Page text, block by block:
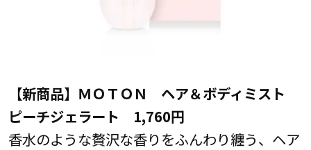
【新商品】ＭＯＴＯＮ ヘア＆ボディミスト
ピーチジェラート 1,760円
香水のような贅沢な香りをふんわり纏う、ヘア